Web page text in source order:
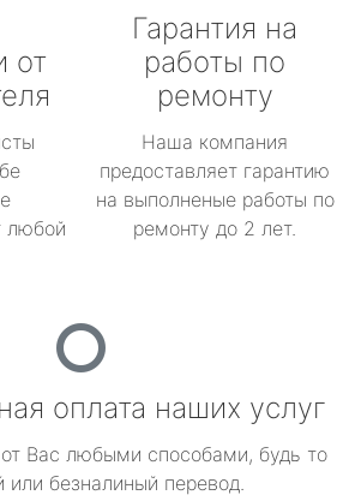
от
любой
Гарантия на
работы по
ремонту
Наша компания
предоставляет гарантию
на выполненые работы по
ремонту до 2 лет.
оплата наших услуг
Вас любыми способами, будь то
или безналиный перевод.